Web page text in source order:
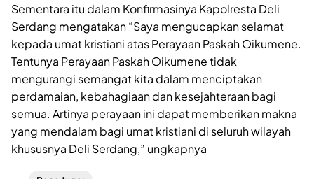
Sementara itu dalam Konfirmasinya Kapolresta Deli
Serdang mengatakan “Saya mengucapkan selamat
kepada umat kristiani atas Perayaan Paskah Oikumene.
Tentunya Perayaan Paskah Oikumene tidak
mengurangi semangat kita dalam menciptakan
perdamaian, kebahagiaan dan kesejahteraan bagi
semua. Artinya perayaan ini dapat memberikan makna
yang mendalam bagi umat kristiani di seluruh wilayah
khususnya Deli Serdang,” ungkapnya